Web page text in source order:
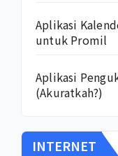
Aplikasi
untuk Promil
Aplikasi
(Akuratkah?)
INTERNET